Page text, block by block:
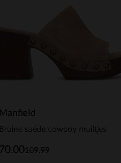
Manfield
Bruine suède cowboy muiltjes
109.99
70.00